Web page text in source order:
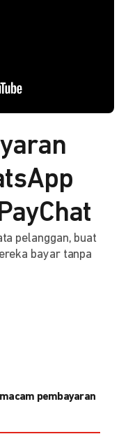
pelanggan, buat
bayar tanpa
pembayaran